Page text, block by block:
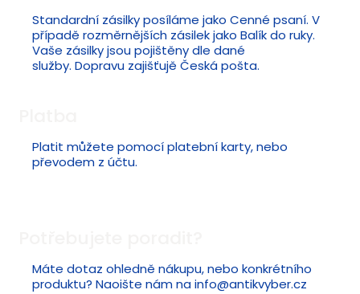
Standardní zásilky posíláme jako Cenné psaní. V
případě rozměrnějších zásilek jako Balík do ruky.
Vaše zásilky jsou pojištěny dle dané
služby. Dopravu zajišťujě Česká pošta.
Platit můžete pomocí platební karty, nebo
převodem z účtu.
Máte dotaz ohledně nákupu, nebo konkrétního
produktu? Naoište nám nainfo@antikvyber.cz